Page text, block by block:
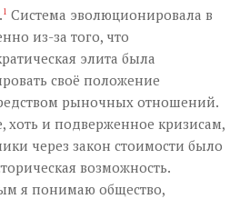
1 Система эволюционировала в
из-за того, что
элита была
своё положение
рыночных отношений.
хоть и подверженное кризисам,
через закон стоимости было
возможность.
я понимаю общество,